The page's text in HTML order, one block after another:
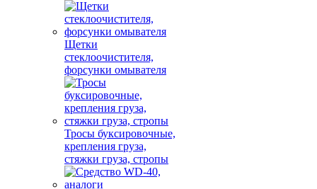
Щетки
стеклоочистителя,
форсунки омывателя
Тросы буксировочные,
крепления груза,
стяжки груза, стропы